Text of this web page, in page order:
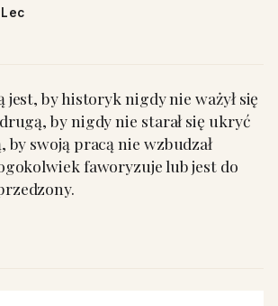
jest, by historyk nigdy nie ważył się
by nigdy nie starał się ukryć
swoją pracą nie wzbudzał
faworyzuje lub jest do